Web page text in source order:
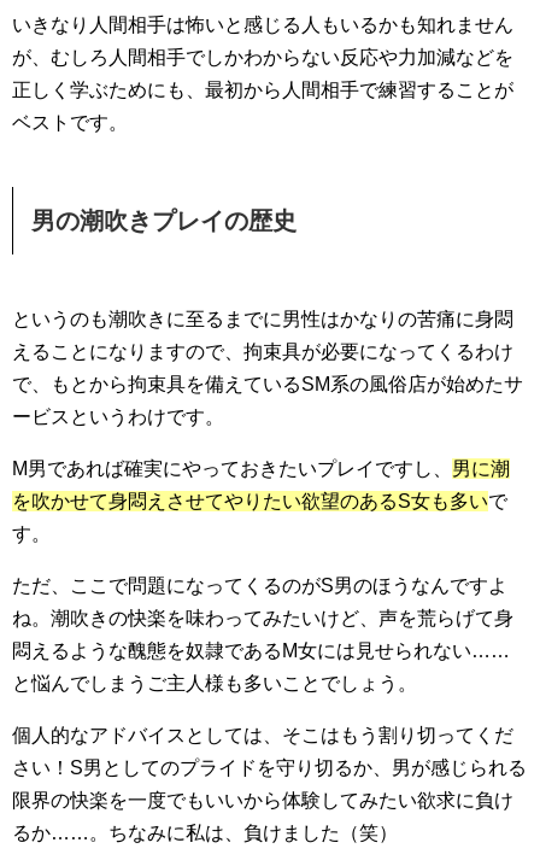
いきなり人間相手は怖いと感じる人もいるかも知れません
が、むしろ人間相手でしかわからない反応や力加減などを
正しく学ぶためにも、最初から人間相手で練習することが
ベストです。
男の潮吹きプレイの歴史
というのも潮吹きに至るまでに男性はかなりの苦痛に身悶
えることになりますので、拘束具が必要になってくるわけ
で、もとから拘束具を備えているSM系の風俗店が始めたサ
ービスというわけです。
M男であれば確実にやっておきたいプレイですし、 男に潮
を吹かせて身悶えさせてやりたい欲望のあるS女も多いで
す。
ただ、ここで問題になってくるのがS男のほうなんですよ
ね。潮吹きの快楽を味わってみたいけど、声を荒らげて身
悶えるような醜態を奴隷であるM女には見せられない……
と悩んでしまうご主人様も多いことでしょう。
個人的なアドバイスとしては、そこはもう割り切ってくだ
さい！S男としてのプライドを守り切るか、男が感じられる
限界の快楽を一度でもいいから体験してみたい欲求に負け
るか……。ちなみに私は、負けました（笑）